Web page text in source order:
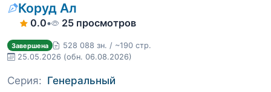
Коруд Ал
0.0• 25 просмотров
Завершена
528 088 зн. / ~190 стр.
25.05.2026 (обн. 06.08.2026)
Серия: Генеральный